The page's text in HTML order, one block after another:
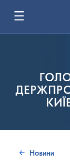
Новини